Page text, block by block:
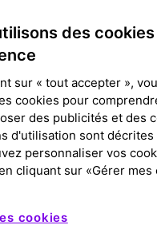
des personnes qui ont
Universitaire du
Laurent du
pour leur confiance,
des
sur « tout accepter »,
cookies pour
des publicités et des
d'utilisation sont
personnaliser vos
cliquant sur «Gérer mes
cookies